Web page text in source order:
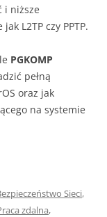
i niższe
L2TP czy PPTP.
PGKOMP
pełną
oraz jak
na systemie
Sieci,
zdalna,